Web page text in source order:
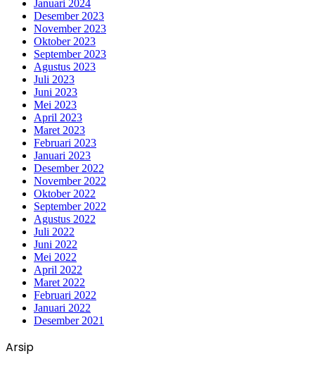
Januari 2024
Desember 2023
November 2023
Oktober 2023
September 2023
Agustus 2023
Juli 2023
Juni 2023
Mei 2023
April 2023
Maret 2023
Februari 2023
Januari 2023
Desember 2022
November 2022
Oktober 2022
September 2022
Agustus 2022
Juli 2022
Juni 2022
Mei 2022
April 2022
Maret 2022
Februari 2022
Januari 2022
Desember 2021
Arsip